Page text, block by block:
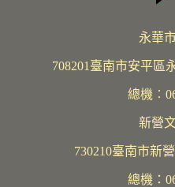
永華
708201臺南市安平區
總機
新營
730210臺南市新
總機：